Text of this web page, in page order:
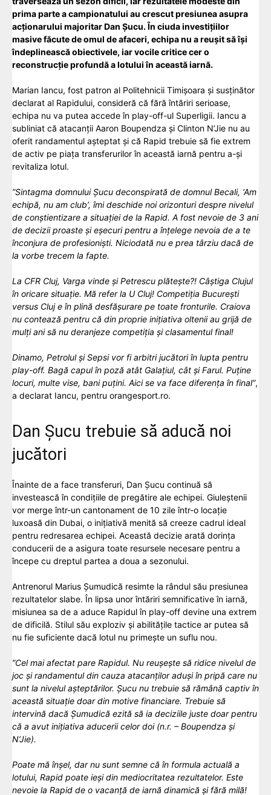
prima parte a campionatului au crescut presiunea asupra
acționarului majoritar Dan Șucu. În ciuda investițiilor
masive făcute de omul de afaceri, echipa nu a reușit să își
îndeplinească obiectivele, iar vocile critice cer o
reconstrucție profundă a lotului în această iarnă.
Marian Iancu, fost patron al Politehnicii Timișoara și susținător
declarat al Rapidului, consideră că fără întăriri serioase,
echipa nu va putea accede în play-off-ul Superligii. Iancu a
subliniat că atacanții Aaron Boupendza și Clinton N’Jie nu au
oferit randamentul așteptat și că Rapid trebuie să fie extrem
de activ pe piața transferurilor în această iarnă pentru a-și
revitaliza lotul.
”Sintagma domnului Șucu deconspirată de domnul Becali, ‘Am
echipă, nu am club’, îmi deschide noi orizonturi despre nivelul
de conștientizare a situației de la Rapid. A fost nevoie de 3 ani
de decizii proaste și eșecuri pentru a înțelege nevoia de a te
înconjura de profesioniști. Niciodată nu e prea târziu dacă de
la vorbe trecem la fapte.
La CFR Cluj, Varga vinde și Petrescu plătește?! Câștiga Clujul
în oricare situație. Mă refer la U Cluj! Competiția București
versus Cluj e în plină desfășurare pe toate fronturile. Craiova
nu contează pentru că din proprie inițiativa oltenii au grijă de
mulți ani să nu deranjeze competiția și clasamentul final!
Dinamo, Petrolul și Sepsi vor fi arbitri jucători în lupta pentru
play-off. Bagă capul în poză atât Galațiul, cât și Farul. Puține
locuri, multe vise, bani puțini. Aici se va face diferența în final”,
a declarat Iancu, pentru orangesport.ro.
Dan Șucu trebuie să aducă noi
jucători
Înainte de a face transferuri, Dan Șucu continuă să
investească în condițiile de pregătire ale echipei. Giuleștenii
vor merge într-un cantonament de 10 zile într-o locație
luxoasă din Dubai, o inițiativă menită să creeze cadrul ideal
pentru redresarea echipei. Această decizie arată dorința
conducerii de a asigura toate resursele necesare pentru a
începe cu dreptul partea a doua a sezonului.
Antrenorul Marius Șumudică resimte la rândul său presiunea
rezultatelor slabe. În lipsa unor întăriri semnificative în iarnă,
misiunea sa de a aduce Rapidul în play-off devine una extrem
de dificilă. Stilul său exploziv și abilitățile tactice ar putea să
nu fie suficiente dacă lotul nu primește un suflu nou.
”Cel mai afectat pare Rapidul. Nu reușește să ridice nivelul de
joc și randamentul din cauza atacanților aduși în pripă care nu
sunt la nivelul așteptărilor. Șucu nu trebuie să rămână captiv în
această situație doar din motive financiare. Trebuie să
intervină dacă Șumudică ezită să ia deciziile juste doar pentru
că a avut inițiativa aducerii celor doi (n.r. – Boupendza și
N’Jie).
Poate mă înșel, dar nu sunt semne că în formula actuală a
lotului, Rapid poate ieși din mediocritatea rezultatelor. Este
nevoie la Rapid de o vacanță de iarnă dinamică și fără milă!